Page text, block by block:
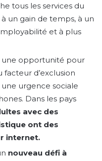
tous les services du
un gain de temps, à un
et à plus
une opportunité pour
facteur d’exclusion
urgence sociale
Dans les pays
avec des
ont des
internet.
nouveau défi à